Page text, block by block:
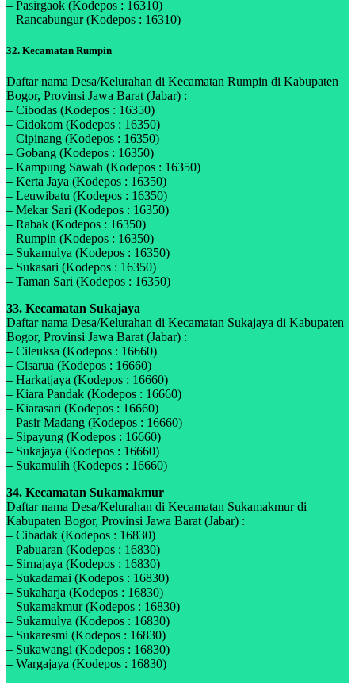
– Pasirgaok (Kodepos : 16310)
– Rancabungur (Kodepos : 16310)
32. Kecamatan Rumpin
Daftar nama Desa/Kelurahan di Kecamatan Rumpin di Kabupaten
Bogor, Provinsi Jawa Barat (Jabar) :
– Cibodas (Kodepos : 16350)
– Cidokom (Kodepos : 16350)
– Cipinang (Kodepos : 16350)
– Gobang (Kodepos : 16350)
– Kampung Sawah (Kodepos : 16350)
– Kerta Jaya (Kodepos : 16350)
– Leuwibatu (Kodepos : 16350)
– Mekar Sari (Kodepos : 16350)
– Rabak (Kodepos : 16350)
– Rumpin (Kodepos : 16350)
– Sukamulya (Kodepos : 16350)
– Sukasari (Kodepos : 16350)
– Taman Sari (Kodepos : 16350)
33. Kecamatan Sukajaya
Daftar nama Desa/Kelurahan di Kecamatan Sukajaya di Kabupaten
Bogor, Provinsi Jawa Barat (Jabar) :
– Cileuksa (Kodepos : 16660)
– Cisarua (Kodepos : 16660)
– Harkatjaya (Kodepos : 16660)
– Kiara Pandak (Kodepos : 16660)
– Kiarasari (Kodepos : 16660)
– Pasir Madang (Kodepos : 16660)
– Sipayung (Kodepos : 16660)
– Sukajaya (Kodepos : 16660)
– Sukamulih (Kodepos : 16660)
34. Kecamatan Sukamakmur
Daftar nama Desa/Kelurahan di Kecamatan Sukamakmur di
Kabupaten Bogor, Provinsi Jawa Barat (Jabar) :
– Cibadak (Kodepos : 16830)
– Pabuaran (Kodepos : 16830)
– Sirnajaya (Kodepos : 16830)
– Sukadamai (Kodepos : 16830)
– Sukaharja (Kodepos : 16830)
– Sukamakmur (Kodepos : 16830)
– Sukamulya (Kodepos : 16830)
– Sukaresmi (Kodepos : 16830)
– Sukawangi (Kodepos : 16830)
– Wargajaya (Kodepos : 16830)